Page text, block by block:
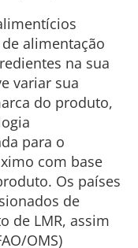
alimentação
na sua
variar sua
do produto,
para o
com base
Os países
de
de LMR, assim
OMS)